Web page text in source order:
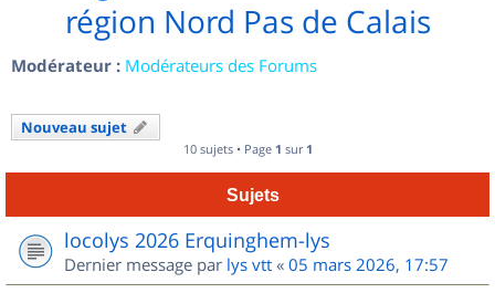
région Nord Pas de Calais
Modérateur : Modérateurs des Forums
Nouveau sujet
10 sujets • Page 1 sur 1
Sujets
locolys 2026 Erquinghem-lys
Dernier message par lys vtt « 05 mars 2026, 17:57